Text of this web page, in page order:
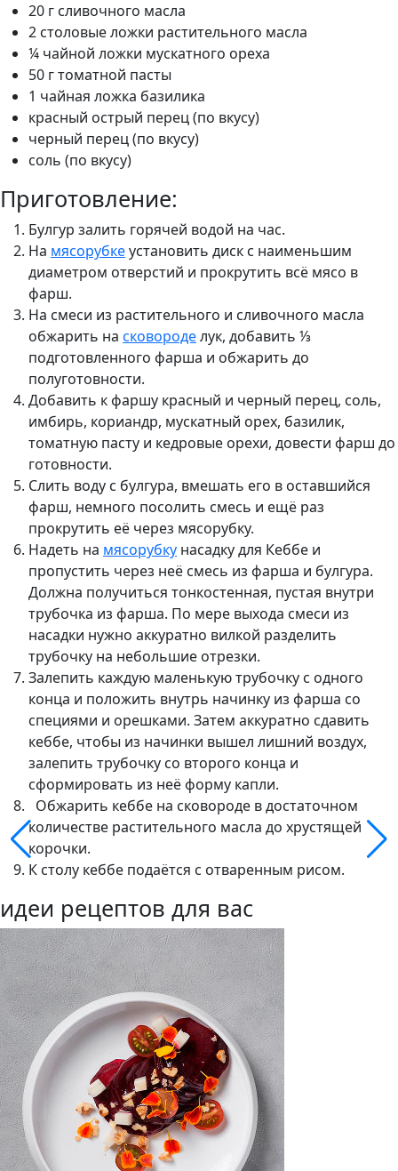
20 г сливочного масла
2 столовые ложки растительного масла
¼ чайной ложки мускатного ореха
50 г томатной пасты
1 чайная ложка базилика
красный острый перец (по вкусу)
черный перец (по вкусу)
соль (по вкусу)
Приготовление:
Булгур залить горячей водой на час.
На мясорубкеустановить диск с наименьшим
диаметром отверстий и прокрутить всё мясо в
фарш.
На смеси из растительного и сливочного масла
обжарить на сковороделук, добавить ⅓
подготовленного фарша и обжарить до
полуготовности.
Добавить к фаршу красный и черный перец, соль,
имбирь, кориандр, мускатный орех, базилик,
томатную пасту и кедровые орехи, довести фарш до
готовности.
Слить воду с булгура, вмешать его в оставшийся
фарш, немного посолить смесь и ещё раз
прокрутить её через мясорубку.
Надеть на мясорубку насадку для Кеббе и
пропустить через неё смесь из фарша и булгура.
Должна получиться тонкостенная, пустая внутри
трубочка из фарша. По мере выхода смеси из
насадки нужно аккуратно вилкой разделить
трубочку на небольшие отрезки.
Залепить каждую маленькую трубочку с одного
конца и положить внутрь начинку из фарша со
специями и орешками. Затем аккуратно сдавить
кеббе, чтобы из начинки вышел лишний воздух,
залепить трубочку со второго конца и
сформировать из неё форму капли.
Обжарить кеббе на сковороде в достаточном
количестве растительного масла до хрустящей
корочки.
К столу кеббе подаётся с отваренным рисом.
идеи рецептов для вас